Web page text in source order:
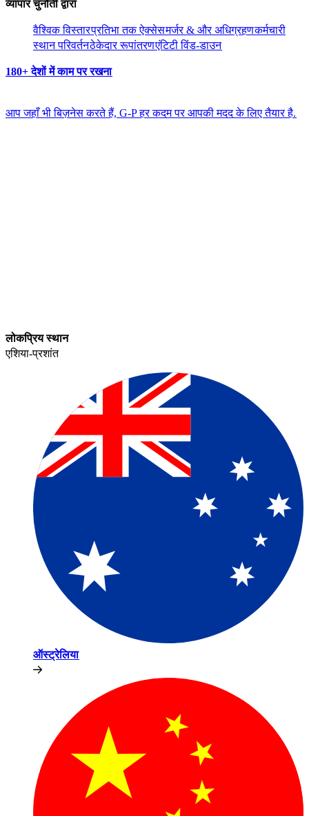
व्यापार चुनौती द्वारा​​
वैश्विक विस्तार​​प्रतिभा तक ऐक्सेस​​मर्जर & और अधिग्रहण​​कर्मचारी
स्थान परिवर्तन​​ठेकेदार रूपांतरण​​एंटिटी विंड-डाउन​​
180+ देशों में काम पर रखना​​
आप जहाँ भी बिज़नेस करते हैं, G-P हर कदम पर आपकी मदद के लिए तैयार है.​​
लोकप्रिय स्थान​​
एशिया-प्रशांत​​
ऑस्ट्रेलिया​​